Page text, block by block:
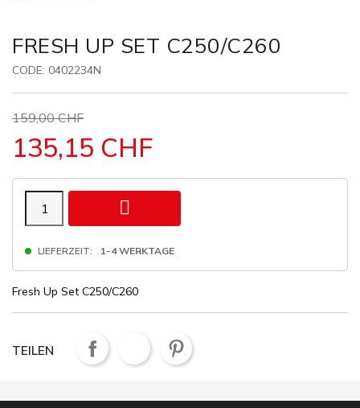
FRESH UP SET C250/C260
CODE: 0402234N
159,00 CHF
135,15 CHF

LIEFERZEIT: 1-4 WERKTAGE
Fresh Up Set C250/C260
TEILEN